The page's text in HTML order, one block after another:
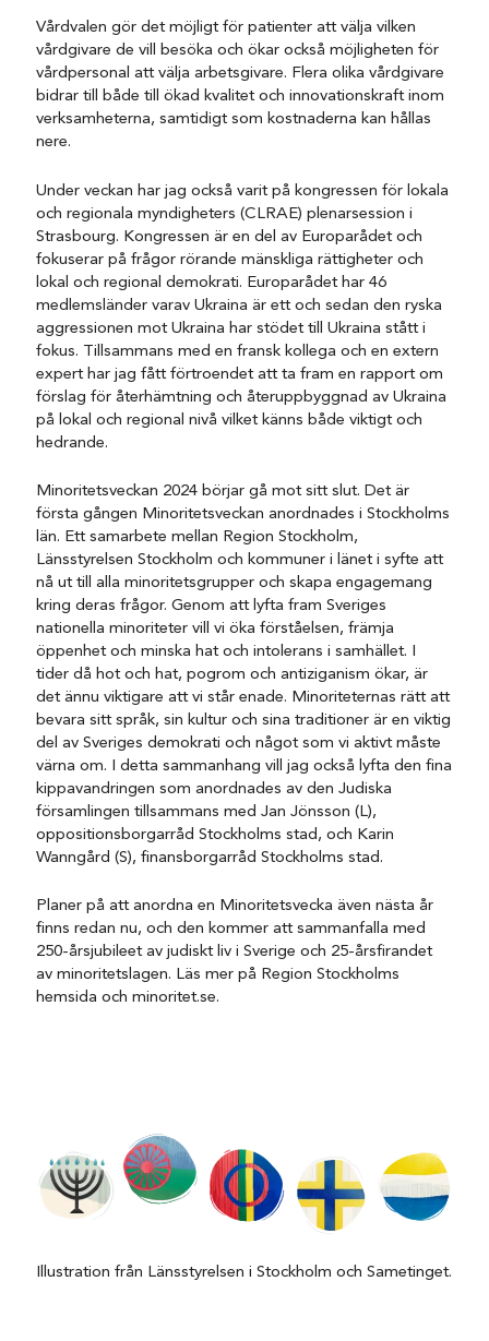
Vårdvalen gör det möjligt för patienter att välja vilken
vårdgivare de vill besöka och ökar också möjligheten för
vårdpersonal att välja arbetsgivare. Flera olika vårdgivare
bidrar till både till ökad kvalitet och innovationskraft inom
verksamheterna, samtidigt som kostnaderna kan hållas
nere.
Under veckan har jag också varit på kongressen för lokala
och regionala myndigheters (CLRAE) plenarsession i
Strasbourg. Kongressen är en del av Europarådet och
fokuserar på frågor rörande mänskliga rättigheter och
lokal och regional demokrati. Europarådet har 46
medlemsländer varav Ukraina är ett och sedan den ryska
aggressionen mot Ukraina har stödet till Ukraina stått i
fokus. Tillsammans med en fransk kollega och en extern
expert har jag fått förtroendet att ta fram en rapport om
förslag för återhämtning och återuppbyggnad av Ukraina
på lokal och regional nivå vilket känns både viktigt och
hedrande.
Minoritetsveckan 2024 börjar gå mot sitt slut. Det är
första gången Minoritetsveckan anordnades i Stockholms
län. Ett samarbete mellan Region Stockholm,
Länsstyrelsen Stockholm och kommuner i länet i syfte att
nå ut till alla minoritetsgrupper och skapa engagemang
kring deras frågor. Genom att lyfta fram Sveriges
nationella minoriteter vill vi öka förståelsen, främja
öppenhet och minska hat och intolerans i samhället. I
tider då hot och hat, pogrom och antiziganism ökar, är
det ännu viktigare att vi står enade. Minoriteternas rätt att
bevara sitt språk, sin kultur och sina traditioner är en viktig
del av Sveriges demokrati och något som vi aktivt måste
värna om. I detta sammanhang vill jag också lyfta den fina
kippavandringen som anordnades av den Judiska
församlingen tillsammans med Jan Jönsson (L),
oppositionsborgarråd Stockholms stad, och Karin
Wanngård (S), finansborgarråd Stockholms stad.
Planer på att anordna en Minoritetsvecka även nästa år
finns redan nu, och den kommer att sammanfalla med
250-årsjubileet av judiskt liv i Sverige och 25-årsfirandet
av minoritetslagen. Läs mer på Region Stockholms
hemsida och minoritet.se.
Illustration från Länsstyrelsen i Stockholm och Sametinget.